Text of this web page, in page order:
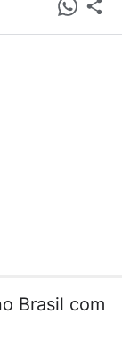
Brasil com